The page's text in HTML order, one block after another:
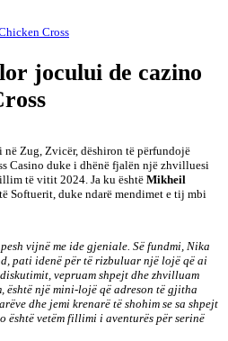
Cross
jocului de cazino
Zug, Zvicër, dëshiron të përfundojë
Casino duke i dhënë fjalën një zhvilluesi
të vitit 2024. Ja ku është Mikheil
Softuerit, duke ndarë mendimet e tij mbi
vijnë me ide gjeniale. Së fundmi, Nika
pati idenë për të rizbuluar një lojë që ai
vepruam shpejt dhe zhvilluam
është një mini-lojë që adreson të gjitha
dhe jemi krenarë të shohim se sa shpejt
është vetëm fillimi i aventurës për serinë